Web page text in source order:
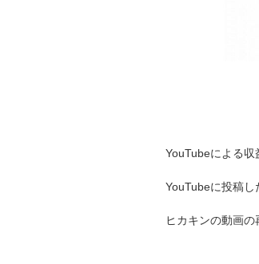
YouTubeによる収
YouTubeに投稿し
ヒカキンの動画